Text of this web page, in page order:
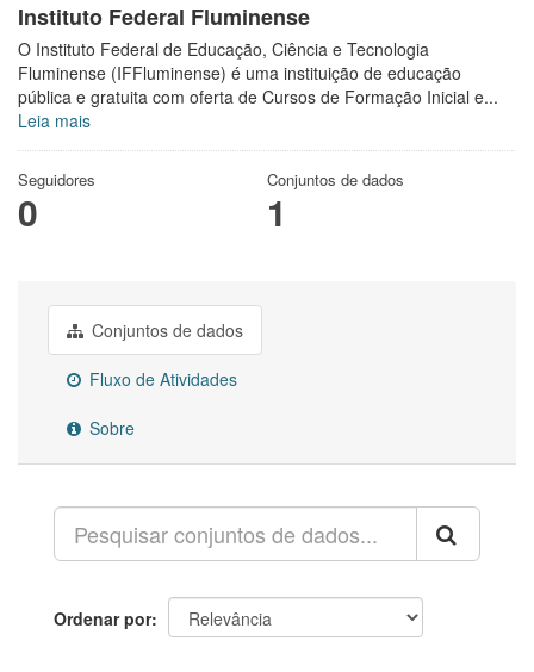
Instituto Federal Fluminense
O Instituto Federal de Educação, Ciência e Tecnologia
Fluminense (IFFluminense) é uma instituição de educação
pública e gratuita com oferta de Cursos de Formação Inicial e...
Leia mais
Seguidores
0
Conjuntos de dados
1
Conjuntos de dados
Fluxo de Atividades
Sobre
Ordenar por